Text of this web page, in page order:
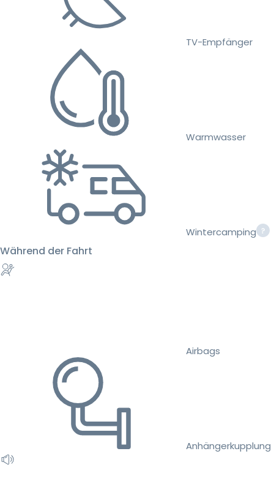
TV-Empfänger
Warmwasser
Wintercamping
Während der Fahrt
Airbags
Anhängerkupplung